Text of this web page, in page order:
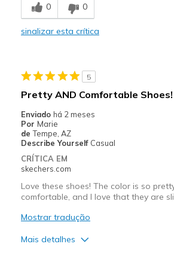
Comfortable
Travel
Width
Sizing
View On Shoes
Shoes are for
0 0
sinalizar esta crítica
5
Pretty AND Comfortable Shoes!
Enviado há 2 meses
Por Marie
de Tempe, AZ
Describe Yourself Casual
CRÍTICA EM
skechers.com
Love these shoes! The color is so
comfortable, and I love that they are
Mostrar tradução
Mais detalhes